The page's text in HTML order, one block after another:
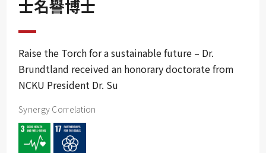
SDG15
士名譽博士
Raise the Torch for a sustainable future – Dr.
Brundtland received an honorary doctorate from
NCKU President Dr. Su
Synergy Correlation